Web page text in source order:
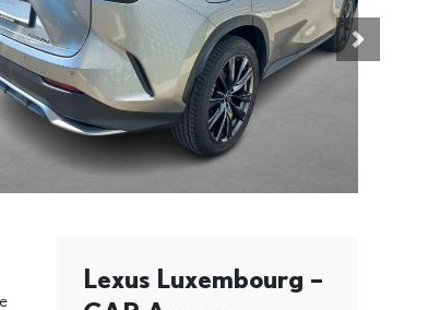
Véhicule
Lexus Luxembourg –